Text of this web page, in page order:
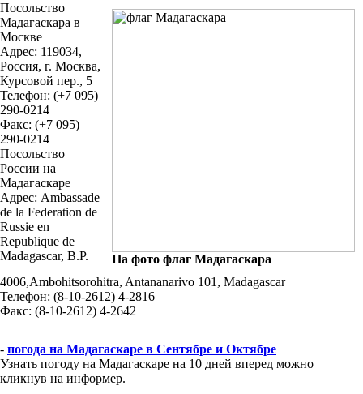
На фото флаг Мадагаскара
Посольство
Мадагаскара в
Москве
Адрес: 119034,
Россия, г. Москва,
Курсовой пер., 5
Телефон: (+7 095)
290-0214
Факс: (+7 095)
290-0214
Посольство
России на
Мадагаскаре
Адрес: Ambassade
de la Federation de
Russie en
Republique de
Madagascar, B.P.
4006,Ambohitsorohitra, Antananarivo 101, Madagascar
Телефон: (8-10-2612) 4-2816
Факс: (8-10-2612) 4-2642
- погода на Мадагаскаре в Сентябре и Октябре
Узнать погоду на Мадагаскаре на 10 дней вперед можно
кликнув на информер.